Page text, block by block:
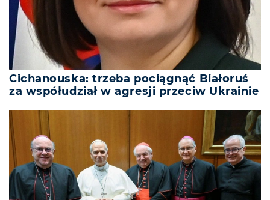
Cichanouska: trzeba pociągnąć Białoruś
za współudział w agresji przeciw Ukrainie